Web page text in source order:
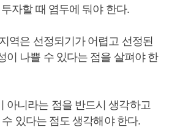
자할 때 염두에 둬야 한다.
역은 선정되기가 어렵고 선정된
이 나쁠 수 있다는 점을 살펴야 한
아니라는 점을 반드시 생각하고
있다는 점도 생각해야 한다.